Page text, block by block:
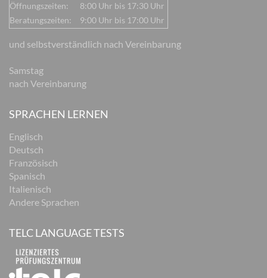
Öffnungszeiten:
8:00 Uhr bis 17:30 Uhr
Beratungszeiten:
9:00 Uhr bis 17:00 Uhr
und selbstverständlich nach Vereinbarung
Samstag
nach Vereinbarung
SPRACHEN LERNEN
Englisch
Deutsch
Französisch
Spanisch
Italienisch
Andere Sprachen
TELC LANGUAGE TESTS